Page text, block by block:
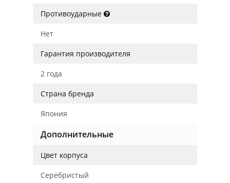
Противоударные
Нет
Гарантия производителя
2 года
Страна бренда
Япония
Дополнительные
Цвет корпуса
Серебристый